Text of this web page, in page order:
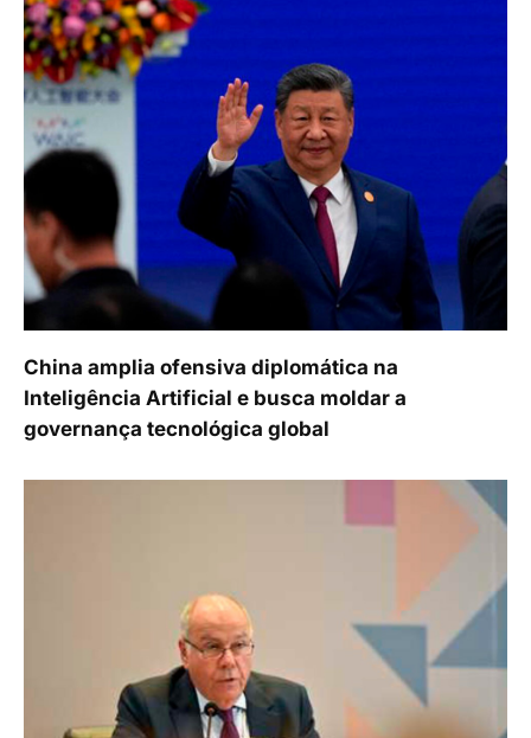
China amplia ofensiva diplomática na
Inteligência Artificial e busca moldar a
governança tecnológica global